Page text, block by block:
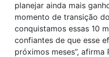
planejar ainda mais
momento de transição
conquistamos essas 10
confiantes de que esse
próximos meses”,